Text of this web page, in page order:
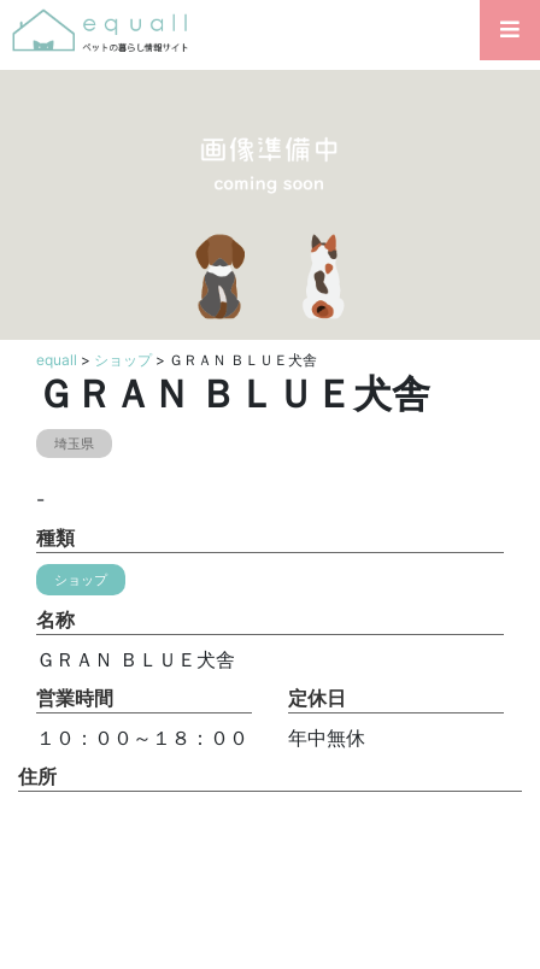
equall > ショップ> ＧＲＡＮ ＢＬＵＥ犬舎
ＧＲＡＮ ＢＬＵＥ犬舎
埼玉県
-
種類
ショップ
名称
ＧＲＡＮ ＢＬＵＥ犬舎
営業時間
１０：００～１８：００
定休日
年中無休
住所